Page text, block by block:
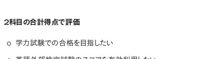
2科目の合計得点で評価
学力試験での合格を目指したい